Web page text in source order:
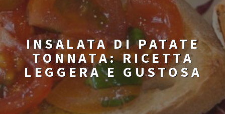
INSALATA DI PATATE
TONNATA: RICETTA
LEGGERA E GUSTOSA